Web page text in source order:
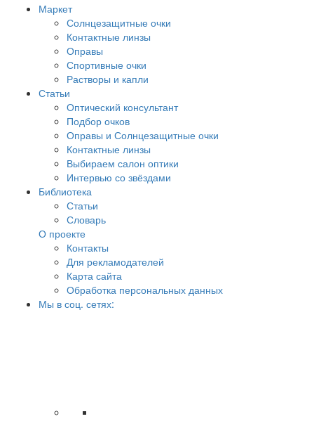
Маркет
Солнцезащитные очки
Контактные линзы
Оправы
Спортивные очки
Растворы и капли
Статьи
Оптический консультант
Подбор очков
Оправы и Солнцезащитные очки
Контактные линзы
Выбираем салон оптики
Интервью со звёздами
Библиотека
Статьи
Словарь
О проекте
Контакты
Для рекламодателей
Карта сайта
Обработка персональных данных
Мы в соц. сетях: